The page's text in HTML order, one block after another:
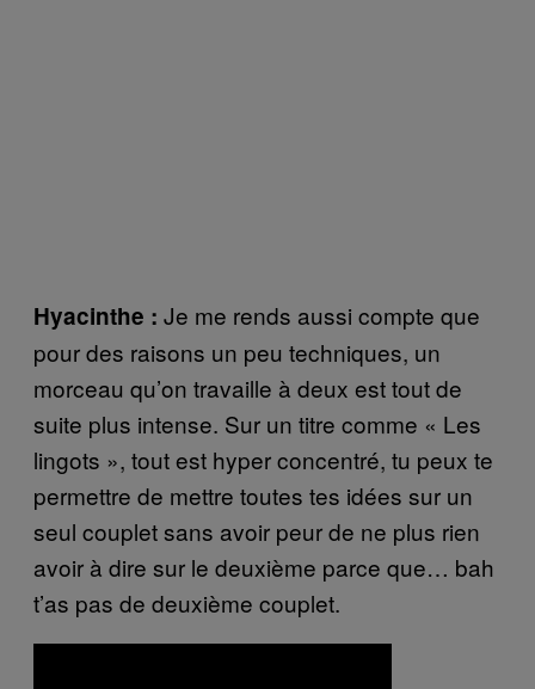
Hyacinthe : Je me rends aussi compte que
pour des raisons un peu techniques, un
morceau qu’on travaille à deux est tout de
suite plus intense. Sur un titre comme « Les
lingots », tout est hyper concentré, tu peux te
permettre de mettre toutes tes idées sur un
seul couplet sans avoir peur de ne plus rien
avoir à dire sur le deuxième parce que… bah
t’as pas de deuxième couplet.